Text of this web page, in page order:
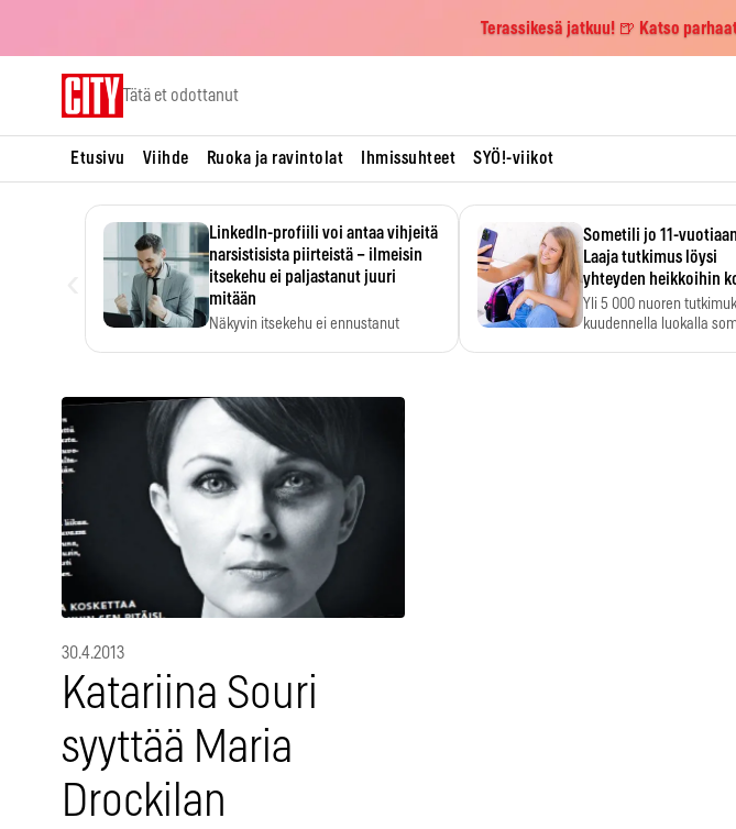
Terassikesä jatkuu! 🍺 Katso
Tätä et odottanut
Etusivu Viihde Ruoka ja ravintolat Ihmissuhteet SYÖ!-viikot
LinkedIn-profiili voi antaa vihjeitä
narsistisista piirteistä – ilmeisin
itsekehu ei paljastanut juuri
mitään
Näkyvin itsekehu ei ennustanut
Sometili jo 11-
Laaja tutkimus löysi
yhteyden heikkoihin
Yli 5 000 nuoren
kuudennella luokalla
30.4.2013
Katariina Souri
syyttää Maria
Drockilan